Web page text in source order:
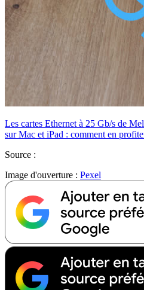
Les cartes Ethernet à 25 Gb/s de
sur Mac et iPad : comment en
Source :
Image d'ouverture : Pexel